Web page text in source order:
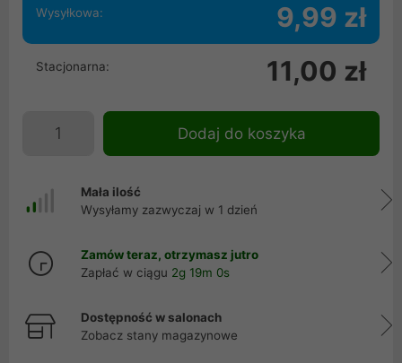
Wysyłkowa: 9,99 zł
Stacjonarna: 11,00 zł
Dodaj do koszyka
Mała ilość
Wysyłamy zazwyczaj w 1 dzień
Zamów teraz, otrzymasz jutro
Zapłać w ciągu 2g 19m 0s
Dostępność w salonach
Zobacz stany magazynowe